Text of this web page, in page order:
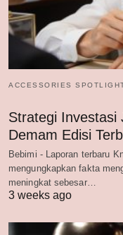
ACCESSORIES
Strategi Investasi
Demam Edisi
Bebimi - Laporan terbaru
mengungkapkan fakta
meningkat sebesar…
3 weeks ago